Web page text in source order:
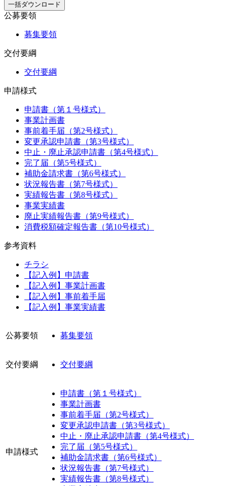
一括ダウンロード
公募要領
募集要領
交付要綱
交付要綱
申請様式
申請書（第１号様式）
事業計画書
事前着手届（第2号様式）
変更承認申請書（第3号様式）
中止・廃止承認申請書（第4号様式）
完了届（第5号様式）
補助金請求書（第6号様式）
状況報告書（第7号様式）
実績報告書（第8号様式）
事業実績書
廃止実績報告書（第9号様式）
消費税額確定報告書（第10号様式）
参考資料
チラシ
【記入例】申請書
【記入例】事業計画書
【記入例】事前着手届
【記入例】事業実績書
公募要領 募集要領
交付要綱 交付要綱
申請様式
申請書（第１号様式）
事業計画書
事前着手届（第2号様式）
変更承認申請書（第3号様式）
中止・廃止承認申請書（第4号様式）
完了届（第5号様式）
補助金請求書（第6号様式）
状況報告書（第7号様式）
実績報告書（第8号様式）